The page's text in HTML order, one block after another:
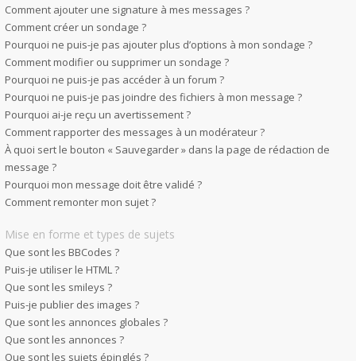
Comment ajouter une signature à mes messages ?
Comment créer un sondage ?
Pourquoi ne puis-je pas ajouter plus d’options à mon sondage ?
Comment modifier ou supprimer un sondage ?
Pourquoi ne puis-je pas accéder à un forum ?
Pourquoi ne puis-je pas joindre des fichiers à mon message ?
Pourquoi ai-je reçu un avertissement ?
Comment rapporter des messages à un modérateur ?
À quoi sert le bouton « Sauvegarder » dans la page de rédaction de
message ?
Pourquoi mon message doit être validé ?
Comment remonter mon sujet ?
Mise en forme et types de sujets
Que sont les BBCodes ?
Puis-je utiliser le HTML ?
Que sont les smileys ?
Puis-je publier des images ?
Que sont les annonces globales ?
Que sont les annonces ?
Que sont les sujets épinglés ?